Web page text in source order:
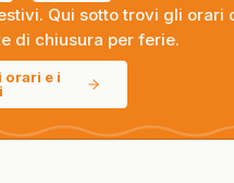
Qui sotto trovi gli orari
di chiusura per ferie.
e i